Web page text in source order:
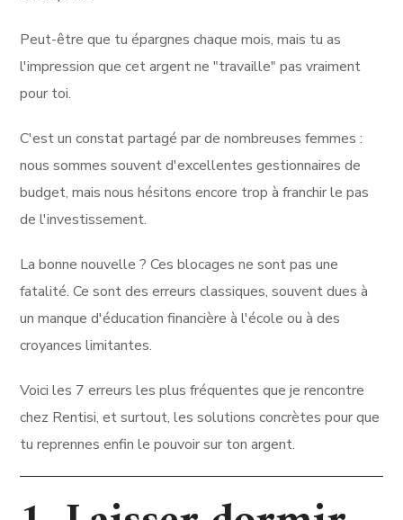
Peut-être que tu épargnes chaque mois, mais tu as
l'impression que cet argent ne "travaille" pas vraiment
pour toi.
C'est un constat partagé par de nombreuses femmes :
nous sommes souvent d'excellentes gestionnaires de
budget, mais nous hésitons encore trop à franchir le pas
de l'investissement.
La bonne nouvelle ? Ces blocages ne sont pas une
fatalité. Ce sont des erreurs classiques, souvent dues à
un manque d'éducation financière à l'école ou à des
croyances limitantes.
Voici les 7 erreurs les plus fréquentes que je rencontre
chez Rentisi, et surtout, les solutions concrètes pour que
tu reprennes enfin le pouvoir sur ton argent.